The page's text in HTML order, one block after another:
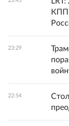
КПП
23:29
22:54